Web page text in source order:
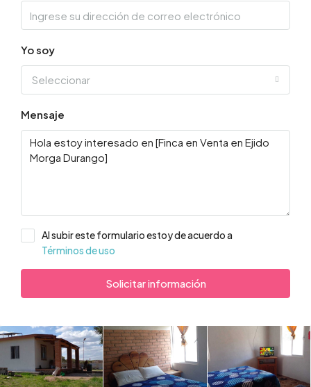
Yo soy
Seleccionar
Mensaje
Al subir este formulario estoy de acuerdo a
Términos de uso
Solicitar información